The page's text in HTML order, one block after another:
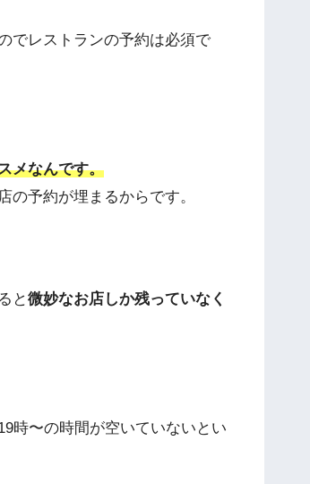
でレストランの予約は必須で
メなんです。
予約が埋まるからです。
と微妙なお店しか残っていなく
時〜の時間が空いていないとい